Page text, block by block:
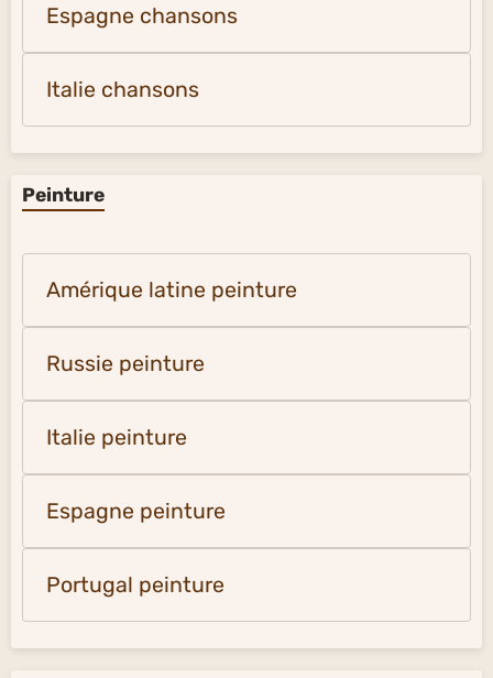
Espagne chansons
Italie chansons
Peinture
Amérique latine peinture
Russie peinture
Italie peinture
Espagne peinture
Portugal peinture